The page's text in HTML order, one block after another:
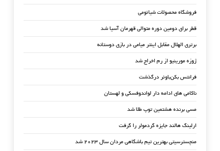
فروشگاه محصولات شیائومی
قطر برای دومین دوره متوالی قهرمان آسیا شد
برتری الهلال مقابل اینتر میامی در بازی دوستانه
ژوزه مورینیو از رم اخراج شد
فرانتس بکن‌باوئر درگذشت
ناکامی های ادامه دار لواندوفسکی و لهستان
مسی برنده هشتمین توپ طلا شد
ارلینگ هالند جایزه گردمولر را گرفت
منچسترسیتی بهترین تیم باشگاهی مردان سال ۲۰۲۳ شد